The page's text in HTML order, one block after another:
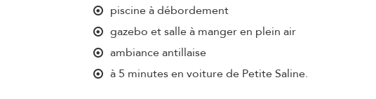
piscine à débordement
gazebo et salle à manger en plein air
ambiance antillaise
à 5 minutes en voiture de Petite Saline.